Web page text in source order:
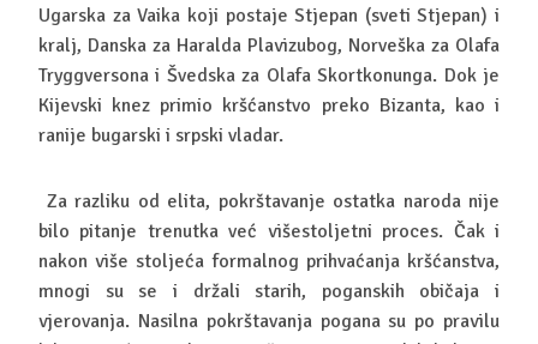
Ugarska za Vaika koji postaje Stjepan (sveti Stjepan) i
kralj, Danska za Haralda Plavizubog, Norveška za Olafa
Tryggversona i Švedska za Olafa Skortkonunga. Dok je
Kijevski knez primio kršćanstvo preko Bizanta, kao i
ranije bugarski i srpski vladar.
Za razliku od elita, pokrštavanje ostatka naroda nije
bilo pitanje trenutka već višestoljetni proces. Čak i
nakon više stoljeća formalnog prihvaćanja kršćanstva,
mnogi su se i držali starih, poganskih običaja i
vjerovanja. Nasilna pokrštavanja pogana su po pravilu